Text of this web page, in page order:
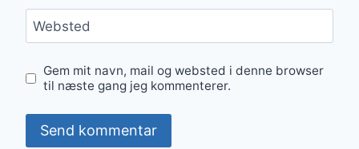
Websted
Gem mit navn, mail og websted i denne browser
til næste gang jeg kommenterer.